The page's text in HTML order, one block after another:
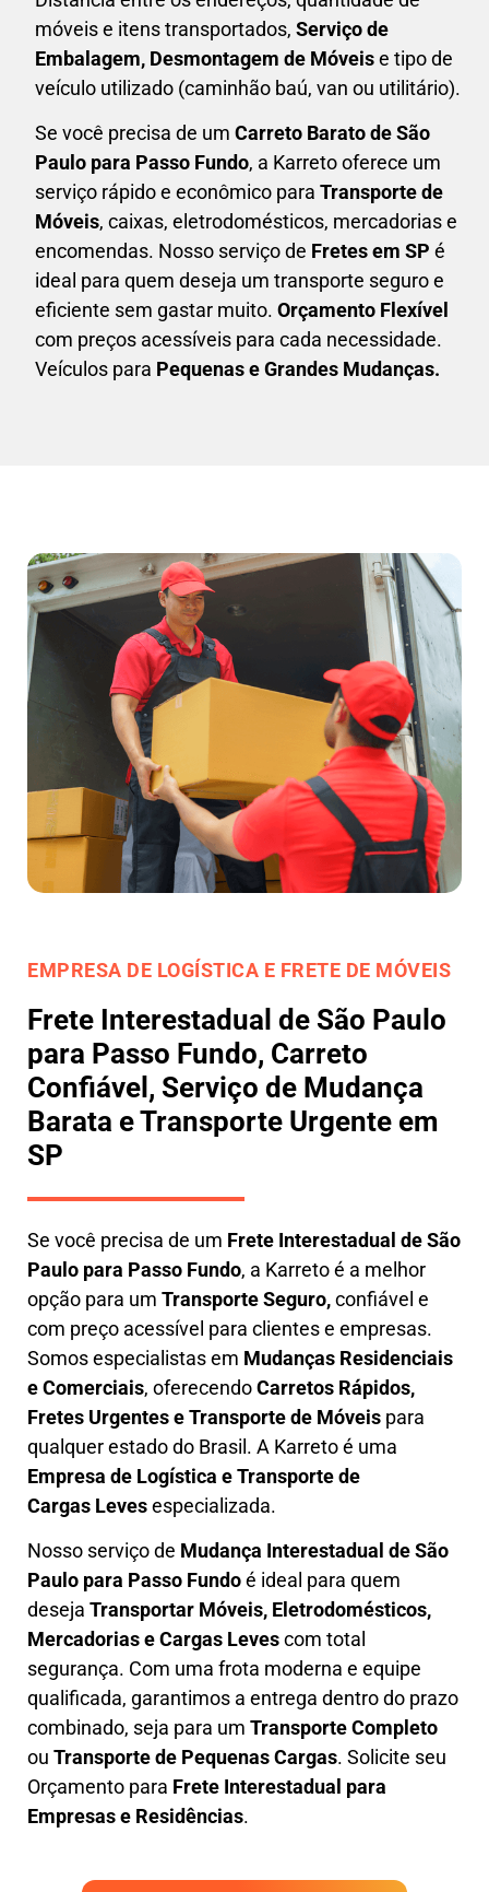
móveis e itens transportados, Serviço de
Embalagem, Desmontagem de Móveise tipo de
veículo utilizado (caminhão baú, van ou utilitário).
Se você precisa de um Carreto Baratode São
Paulo para Passo Fundo, a Karreto oferece um
serviço rápido e econômico para Transporte de
Móveis, caixas, eletrodomésticos, mercadorias e
encomendas. Nosso serviço de Fretes em SP é
ideal para quem deseja um transporte seguro e
eficiente sem gastar muito. Orçamento Flexível
com preços acessíveis para cada necessidade.
Veículos para Pequenas e Grandes Mudanças.
EMPRESA DE LOGÍSTICA E FRETE DE MÓVEIS
Frete Interestadual de São Paulo
para Passo Fundo, Carreto
Confiável, Serviço de Mudança
Barata e Transporte Urgente em
SP
Se você precisa de um Frete Interestadual de São
Paulo para Passo Fundo, a Karreto é a melhor
opção para um Transporte Seguro,confiável e
com preço acessível para clientes e empresas.
Somos especialistas em Mudanças Residenciais
e Comerciais, oferecendoCarretos Rápidos,
Fretes Urgentes e Transporte de Móveis para
qualquer estado do Brasil. A Karretoé uma
Empresa de Logística e Transporte de
Cargas Levesespecializada.
Nosso serviço de Mudança Interestadual de São
Paulo para Passo Fundoé ideal para quem
deseja Transportar Móveis, Eletrodomésticos,
Mercadorias e Cargas Levescom total
segurança. Com uma frota moderna e equipe
qualificada, garantimos a entrega dentro do prazo
combinado, seja para um Transporte Completo
ou Transporte de Pequenas Cargas. Solicite seu
Orçamento para Frete Interestadual para
Empresas e Residências.